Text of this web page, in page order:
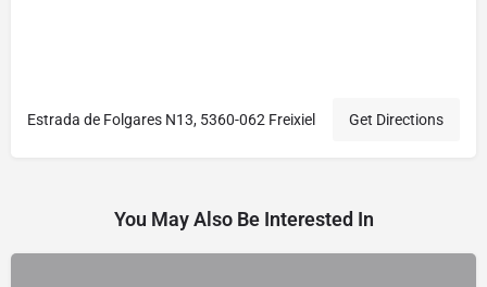
Estrada de Folgares N13, 5360-062 Freixiel Get Directions
You May Also Be Interested In